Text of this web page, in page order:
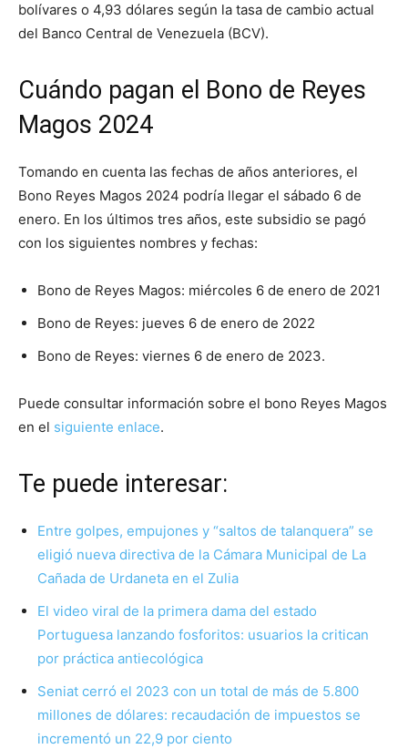
bolívares o 4,93 dólares según la tasa de cambio actual
del Banco Central de Venezuela (BCV).
Cuándo pagan el Bono de Reyes
Magos 2024
Tomando en cuenta las fechas de años anteriores, el
Bono Reyes Magos 2024 podría llegar el sábado 6 de
enero. En los últimos tres años, este subsidio se pagó
con los siguientes nombres y fechas:
Bono de Reyes Magos: miércoles 6 de enero de 2021
Bono de Reyes: jueves 6 de enero de 2022
Bono de Reyes: viernes 6 de enero de 2023.
Puede consultar información sobre el bono Reyes Magos
en el siguiente enlace.
Te puede interesar:
Entre golpes, empujones y “saltos de talanquera” se
eligió nueva directiva de la Cámara Municipal de La
Cañada de Urdaneta en el Zulia
El video viral de la primera dama del estado
Portuguesa lanzando fosforitos: usuarios la critican
por práctica antiecológica
Seniat cerró el 2023 con un total de más de 5.800
millones de dólares: recaudación de impuestos se
incrementó un 22,9 por ciento